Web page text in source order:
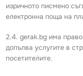
изричното писмено
електронна поща на
2.4. gerak.bg има
допълва услугите в
посетителите.